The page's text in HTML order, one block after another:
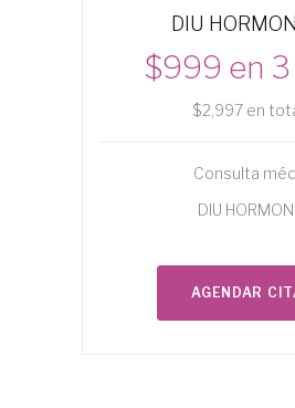
DIU
$999 en 3
$2,997 en
Consulta
DIU
AGENDAR